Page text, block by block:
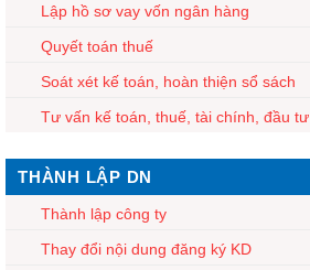
Lập hồ sơ vay vốn ngân hàng
Quyết toán thuế
Soát xét kế toán, hoàn thiện sổ sách
Tư vấn kế toán, thuế, tài chính, đầu tư
THÀNH LẬP DN
Thành lập công ty
Thay đổi nội dung đăng ký KD